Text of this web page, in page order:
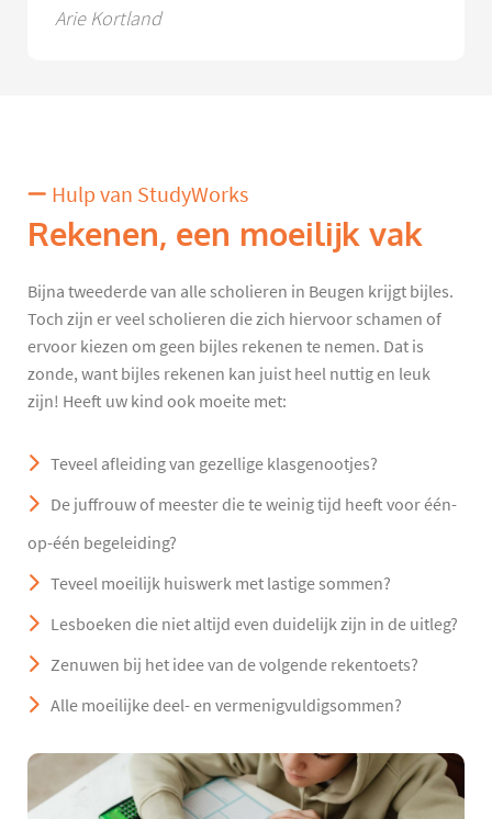
Arie Kortland
Hulp van StudyWorks
Rekenen, een moeilijk vak
Bijna tweederde van alle scholieren in Beugen krijgt bijles.
Toch zijn er veel scholieren die zich hiervoor schamen of
ervoor kiezen om geen bijles rekenen te nemen. Dat is
zonde, want bijles rekenen kan juist heel nuttig en leuk
zijn! Heeft uw kind ook moeite met:
Teveel afleiding van gezellige klasgenootjes?
De juffrouw of meester die te weinig tijd heeft voor één-
op-één begeleiding?
Teveel moeilijk huiswerk met lastige sommen?
Lesboeken die niet altijd even duidelijk zijn in de uitleg?
Zenuwen bij het idee van de volgende rekentoets?
Alle moeilijke deel- en vermenigvuldigsommen?